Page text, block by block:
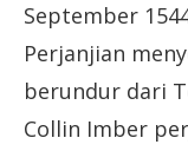
September
Perjanjian
berundur dari
Collin Imber